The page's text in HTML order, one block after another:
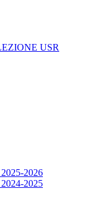
USR
2026
2025